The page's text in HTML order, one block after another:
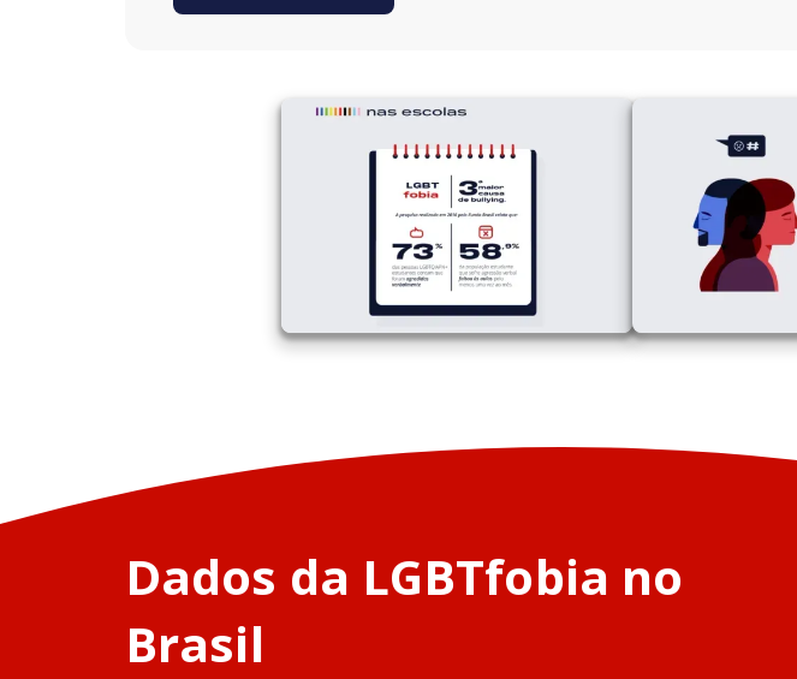
Dados da LGBTfobia no
Brasil